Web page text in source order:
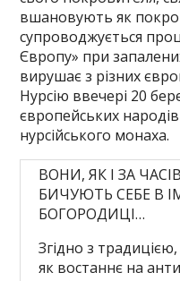
вшановують як
супроводжується
Європу» при
вирушає з різних
Нурсію ввечері 20
європейських
нурсійського монаха.
ВОНИ, ЯК І ЗА
БИЧУЮТЬ СЕБЕ В
БОГОРОДИЦІ…
Згідно з
як востаннє на